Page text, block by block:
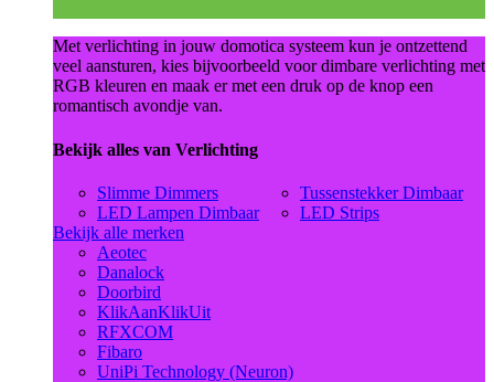
Met verlichting in jouw domotica systeem kun je ontzettend
veel aansturen, kies bijvoorbeeld voor dimbare verlichting met
RGB kleuren en maak er met een druk op de knop een
romantisch avondje van.
Bekijk alles van Verlichting
Slimme Dimmers
LED Lampen Dimbaar
Tussenstekker Dimbaar
LED Strips
Bekijk alle merken
Aeotec
Danalock
Doorbird
KlikAanKlikUit
RFXCOM
Fibaro
UniPi Technology (Neuron)